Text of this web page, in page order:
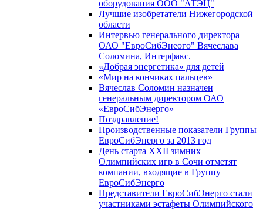
оборудования ООО "АТЭЦ"
Лучшие изобретатели Нижегородской
области
Интервью генерального директора
ОАО "ЕвроСибЭнеого" Вячеслава
Соломина, Интерфакс.
«Добрая энергетика» для детей
«Мир на кончиках пальцев»
Вячеслав Соломин назначен
генеральным директором ОАО
«ЕвроСибЭнерго»
Поздравление!
Производственные показатели Группы
ЕвроСибЭнерго за 2013 год
День старта XXII зимних
Олимпийских игр в Сочи отметят
компании, входящие в Группу
ЕвроСибЭнерго
Представители ЕвроСибЭнерго стали
участниками эстафеты Олимпийского